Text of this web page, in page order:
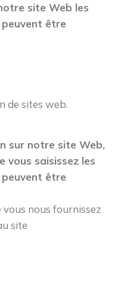
site Web les
être
de sites web.
sur notre site Web,
vous saisissez les
être
nous fournissez
site